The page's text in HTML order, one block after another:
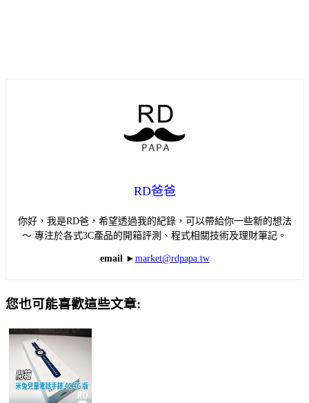
RD爸爸
你好，我是RD爸，希望透過我的紀錄，可以帶給你一些新的想法
～ 專注於各式3C產品的開箱評測、程式相關技術及理財筆記。
email ► market@rdpapa.tw
您也可能喜歡這些文章: